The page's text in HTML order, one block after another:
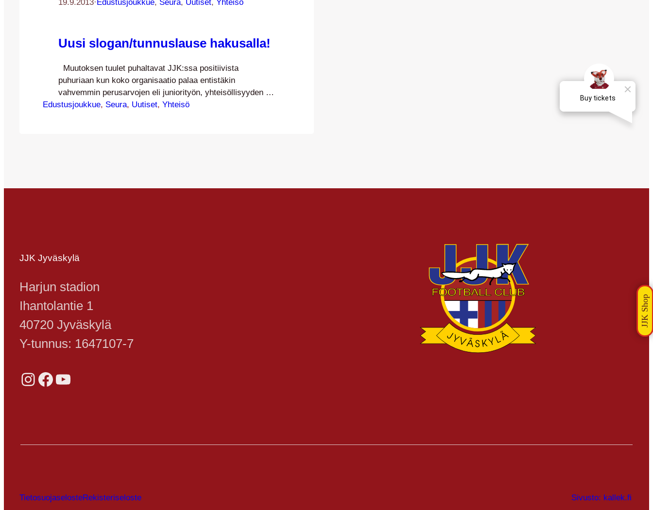
19.9.2013·Edustusjoukkue, Seura, Uutiset, Yhteisö
Uusi slogan/tunnuslause hakusalla!
Muutoksen tuulet puhaltavat JJK:ssa positiivista
puhuriaan kun koko organisaatio palaa entistäkin
vahvemmin perusarvojen eli juniorityön, yhteisöllisyyden ja
paikallisuuden piiriin. Uusi strategia ja toimintamalli
Edustusjoukkue, Seura, Uutiset, Yhteisö
JJK Jyväskylä
Harjun stadion
Ihantolantie 1
40720 Jyväskylä
Y-tunnus: 1647107-7
Instagram Facebook YouTube
TietosuojaselosteRekisteriseloste Sivusto: kallek.fi